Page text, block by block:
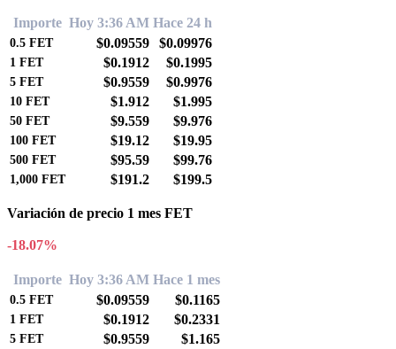
Importe Hoy 3:36 AM Hace 24 h
0.5 FET $0.09559 $0.09976
1 FET $0.1912 $0.1995
5 FET $0.9559 $0.9976
10 FET $1.912 $1.995
50 FET $9.559 $9.976
100 FET $19.12 $19.95
500 FET $95.59 $99.76
1,000 FET $191.2 $199.5
Variación de precio 1 mes FET
-18.07%
Importe Hoy 3:36 AM Hace 1 mes
0.5 FET $0.09559 $0.1165
1 FET $0.1912 $0.2331
5 FET $0.9559 $1.165